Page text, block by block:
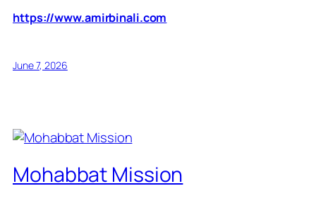
https://www.amirbinali.com
June 7, 2026
Mohabbat Mission